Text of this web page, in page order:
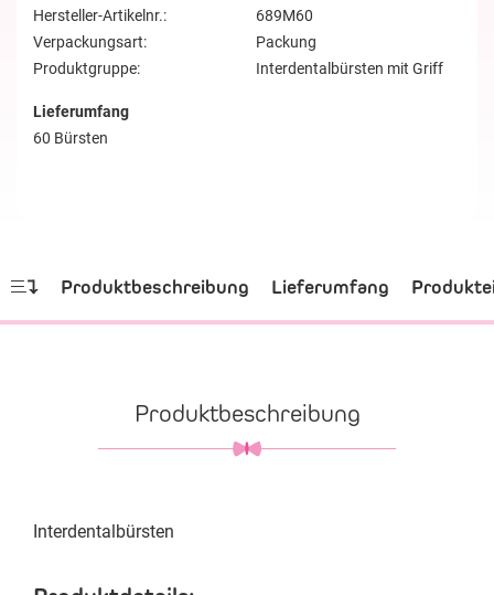
Hersteller-Artikelnr.:
689M60
Verpackungsart:
Packung
Produktgruppe:
Interdentalbürsten mit Griff
Lieferumfang
60 Bürsten
Produktbeschreibung Lieferumfang
Produktbeschreibung
Interdentalbürsten